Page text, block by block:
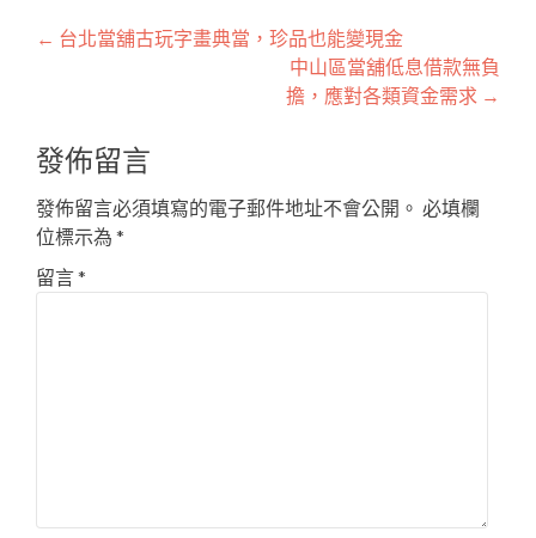
文
覽
← 台北當舖古玩字畫典當，珍品也能變現金
中山區當舖低息借款無負
擔，應對各類資金需求 →
發佈留言
發佈留言必須填寫的電子郵件地址不會公開。 必填欄
位標示為 *
留言*